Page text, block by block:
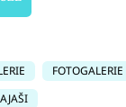
FOTOGALERIE